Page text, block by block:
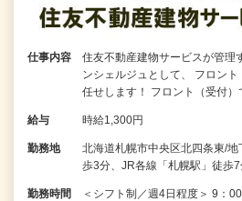
仕事内容
住友不動産建物サービスが管理
ンシェルジュとして、 フロン
任せします！ フロント（受付）
給与 時給1,300円
勤務地
北海道札幌市中央区北四条東/
歩3分、JR各線「札幌駅」徒歩
勤務時間
＜シフト制／週4日程度＞ 9：